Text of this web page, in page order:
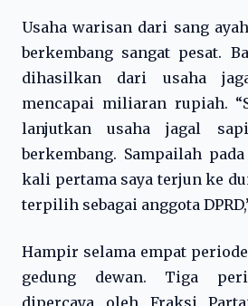
Usaha warisan dari sang
berkembang sangat pesat.
dihasilkan dari usaha
mencapai miliaran rupiah.
lanjutkan usaha jagal
berkembang. Sampailah
kali pertama saya terjun ke
terpilih sebagai anggota
Hampir selama empat
gedung dewan. Tiga
dipercaya oleh Fraksi